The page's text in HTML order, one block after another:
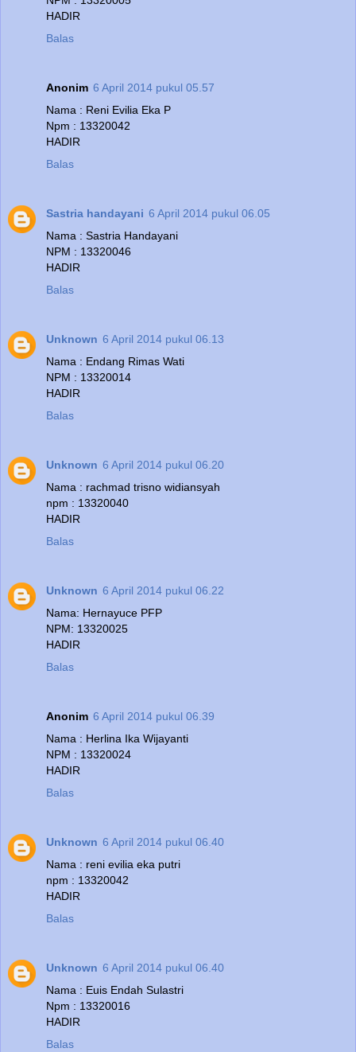
HADIR
Balas
Anonim 6 April 2014 pukul 05.57
Nama : Reni Evilia Eka P
Npm : 13320042
HADIR
Balas
Sastria handayani 6 April 2014 pukul 06.05
Nama : Sastria Handayani
NPM : 13320046
HADIR
Balas
Unknown 6 April 2014 pukul 06.13
Nama : Endang Rimas Wati
NPM : 13320014
HADIR
Balas
Unknown 6 April 2014 pukul 06.20
Nama : rachmad trisno widiansyah
npm : 13320040
HADIR
Balas
Unknown 6 April 2014 pukul 06.22
Nama: Hernayuce PFP
NPM: 13320025
HADIR
Balas
Anonim 6 April 2014 pukul 06.39
Nama : Herlina Ika Wijayanti
NPM : 13320024
HADIR
Balas
Unknown 6 April 2014 pukul 06.40
Nama : reni evilia eka putri
npm : 13320042
HADIR
Balas
Unknown 6 April 2014 pukul 06.40
Nama : Euis Endah Sulastri
Npm : 13320016
HADIR
Balas